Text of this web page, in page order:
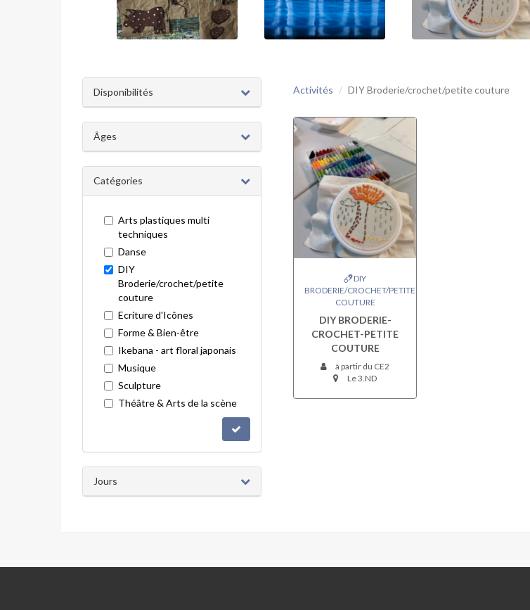
Disponibilités
Âges
Catégories
Arts plastiques multi
techniques
Danse
DIY
Broderie/crochet/petite
couture
Ecriture d'Icônes
Forme & Bien-être
Ikebana - art floral japonais
Musique
Sculpture
Théâtre & Arts de la scène
Jours
Activités DIY Broderie/crochet/petite couture
DIY
BRODERIE/CROCHET/PETITE
COUTURE
DIY BRODERIE-
CROCHET-PETITE
COUTURE
à partir du CE2
Le 3.ND